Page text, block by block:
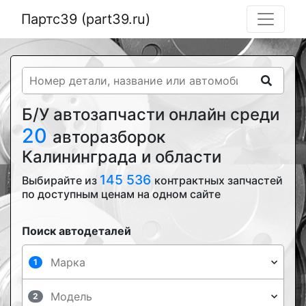
Партс39 (part39.ru)
Б/У автозапчасти онлайн среди
20 авторазборок
Калининграда и области
Выбирайте из 145 536 контрактных запчастей
по доступным ценам на одном сайте
Поиск автодеталей
1
2